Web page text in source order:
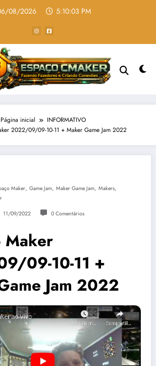
08/2026 5:10:04 PM
Página inicial
INFORMATIVO
2022/09/09-10-11 + Maker Game Jam 2022
Maker, Game Jam, Maker Game Jam, Makers,
11/09/2022 0 Comentários
Maker
09-10-11 +
Jam 2022